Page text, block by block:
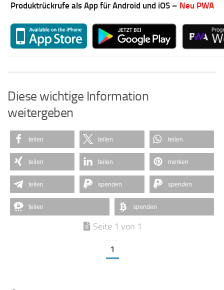
Produktrückrufe als App für Android und iOS – Neu PWA
Diese wichtige Information
weitergeben
teilen teilen teilen
teilen teilen merken
teilen spenden spenden
teilen spenden
Seite 1 von 1
1